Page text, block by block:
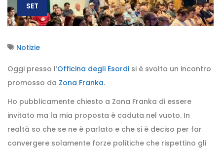
SET
Notizie
Oggi presso l’Officina degli Esordi si è svolto un incontro
promosso da Zona Franka.
Ho pubblicamente chiesto a Zona Franka di essere
invitato ma la mia proposta è caduta nel vuoto. In
realtà so che se ne è parlato e che si è deciso per far
convergere solamente forze politiche che rispettino gli